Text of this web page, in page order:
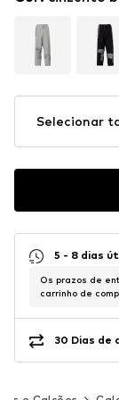
Selecionar
5 - 8 dias
Os prazos de
carrinho de
30 Dias de